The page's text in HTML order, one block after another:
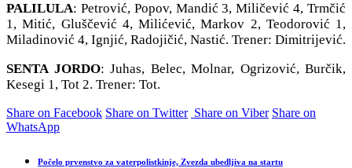
PALILULA: Petrović, Popov, Mandić 3, Miličević 4, Trmčić
1, Mitić, Gluščević 4, Milićević, Markov 2, Teodorović 1,
Miladinović 4, Ignjić, Radojičić, Nastić. Trener: Dimitrijević.
SENTA JORDO: Juhas, Belec, Molnar, Ogrizović, Burčik,
Kesegi 1, Tot 2. Trener: Tot.
Share on Facebook Share on Twitter Share on Viber Share on
WhatsApp
Počelo prvenstvo za vaterpolistkinje, Zvezda ubedljiva na startu